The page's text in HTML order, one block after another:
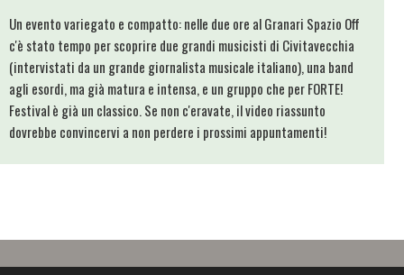
Un evento variegato e compatto: nelle due ore al Granari Spazio Off
c'è stato tempo per scoprire due grandi musicisti di Civitavecchia
(intervistati da un grande giornalista musicale italiano), una band
agli esordi, ma già matura e intensa, e un gruppo che per FORTE!
Festival è già un classico. Se non c'eravate, il video riassunto
dovrebbe convincervi a non perdere i prossimi appuntamenti!